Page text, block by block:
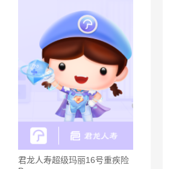
君龙人寿超级玛丽16号重疾险